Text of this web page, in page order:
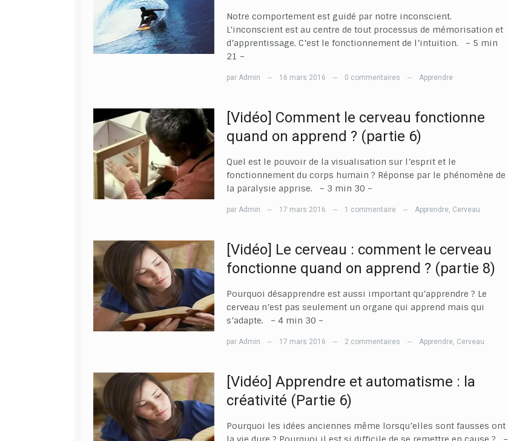
Notre comportement est guidé par notre inconscient.
L’inconscient est au centre de tout processus de mémorisation et
d’apprentissage. C’est le fonctionnement de l’intuition. – 5 min
21 –
par Admin — 16 mars 2016 — 0 commentaires — Apprendre
[Vidéo] Comment le cerveau fonctionne
quand on apprend ? (partie 6)
Quel est le pouvoir de la visualisation sur l’esprit et le
fonctionnement du corps humain ? Réponse par le phénomène de
la paralysie apprise. – 3 min 30 –
par Admin — 17 mars 2016 — 1 commentaire — Apprendre, Cerveau
[Vidéo] Le cerveau : comment le cerveau
fonctionne quand on apprend ? (partie 8)
Pourquoi désapprendre est aussi important qu’apprendre ? Le
cerveau n’est pas seulement un organe qui apprend mais qui
s’adapte. – 4 min 30 –
par Admin — 17 mars 2016 — 2 commentaires — Apprendre, Cerveau
[Vidéo] Apprendre et automatisme : la
créativité (Partie 6)
Pourquoi les idées anciennes même lorsqu’elles sont fausses ont